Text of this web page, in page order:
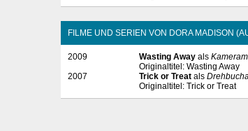
FILME UND SERIEN VON DORA MADISON
2009 Wasting Away als
Originaltitel: Wasting Away
2007
Trick or Treat als
Originaltitel: Trick or Treat